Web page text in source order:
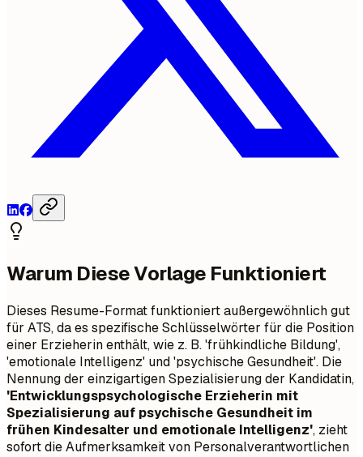
Warum Diese Vorlage Funktioniert
Dieses Resume-Format funktioniert außergewöhnlich gut
für ATS, da es spezifische Schlüsselwörter für die Position
einer Erzieherin enthält, wie z. B. 'frühkindliche Bildung',
'emotionale Intelligenz' und 'psychische Gesundheit'. Die
Nennung der einzigartigen Spezialisierung der Kandidatin,
'Entwicklungspsychologische Erzieherin mit
Spezialisierung auf psychische Gesundheit im
frühen Kindesalter und emotionale Intelligenz', zieht
sofort die Aufmerksamkeit von Personalverantwortlichen